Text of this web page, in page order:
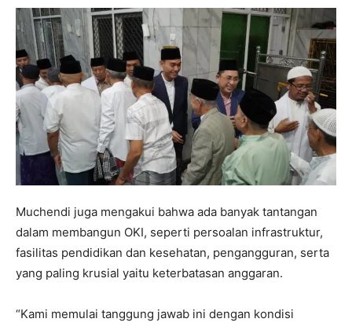
Muchendi juga mengakui bahwa ada banyak tantangan
dalam membangun OKI, seperti persoalan infrastruktur,
fasilitas pendidikan dan kesehatan, pengangguran, serta
yang paling krusial yaitu keterbatasan anggaran.
“Kami memulai tanggung jawab ini dengan kondisi